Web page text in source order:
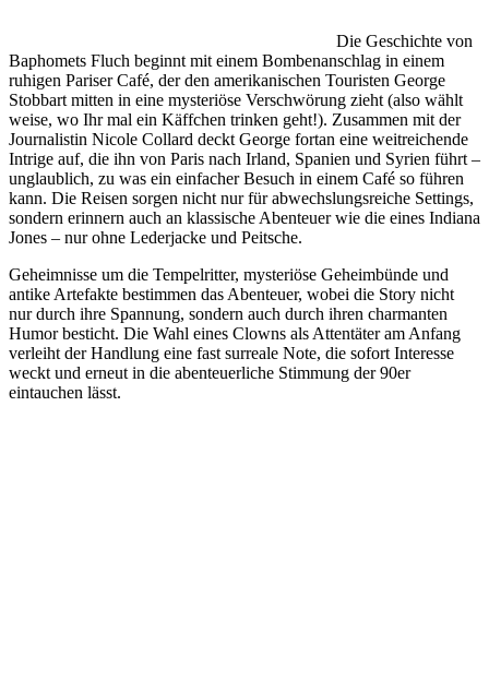
Die Geschichte von
Baphomets Fluch beginnt mit einem Bombenanschlag in einem
ruhigen Pariser Café, der den amerikanischen Touristen George
Stobbart mitten in eine mysteriöse Verschwörung zieht (also wählt
weise, wo Ihr mal ein Käffchen trinken geht!). Zusammen mit der
Journalistin Nicole Collard deckt George fortan eine weitreichende
Intrige auf, die ihn von Paris nach Irland, Spanien und Syrien führt –
unglaublich, zu was ein einfacher Besuch in einem Café so führen
kann. Die Reisen sorgen nicht nur für abwechslungsreiche Settings,
sondern erinnern auch an klassische Abenteuer wie die eines Indiana
Jones – nur ohne Lederjacke und Peitsche.
Geheimnisse um die Tempelritter, mysteriöse Geheimbünde und
antike Artefakte bestimmen das Abenteuer, wobei die Story nicht
nur durch ihre Spannung, sondern auch durch ihren charmanten
Humor besticht. Die Wahl eines Clowns als Attentäter am Anfang
verleiht der Handlung eine fast surreale Note, die sofort Interesse
weckt und erneut in die abenteuerliche Stimmung der 90er
eintauchen lässt.